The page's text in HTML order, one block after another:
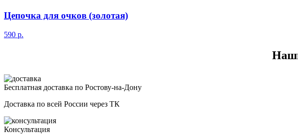
Цепочка для очков (золотая)
590 р.
Бесплатная доставка по Ростову-на-Дону
Доставка по всей России через ТК
Консультация